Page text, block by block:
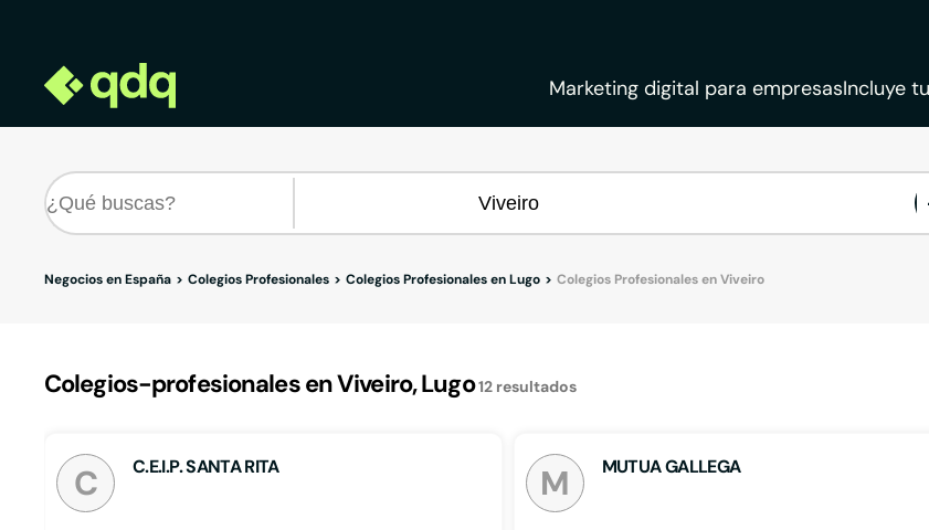
Marketing digital para empresasIncluye
Negocios en España Colegios Profesionales Colegios Profesionales en Lugo Colegios Profesionales en Viveiro
Colegios-profesionales en Viveiro, Lugo12 resultados
C C.E.I.P. SANTA RITA M MUTUA GALLEGA